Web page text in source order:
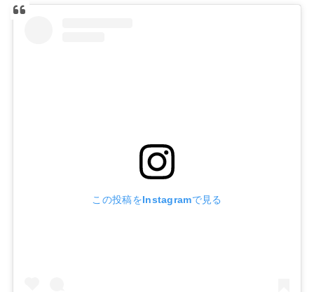
この投稿をInstagramで見る